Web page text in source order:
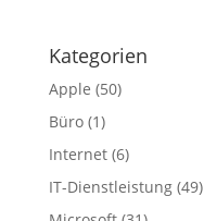
Kategorien
Apple (50)
Büro(1)
Internet(6)
IT-Dienstleistung(49)